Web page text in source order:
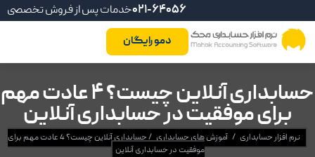
خدمات پس از فروش تخصصی021-64056
دمو رایگان
حسابداری آنلاین چیست؟ 4 عادت مهم
برای موفقیت در حسابداری آنلاین
نرم افزار حسابداری / آموزش های حسابداری /
حسابداری آنلاین چیست؟ 4 عادت مهم برای
موفقیت در حسابداری آنلاین